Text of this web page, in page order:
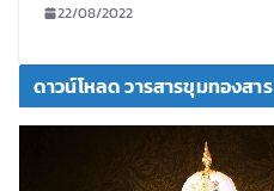
22/08/2022
ดาวน์โหลด วารสารขุมทองสาร